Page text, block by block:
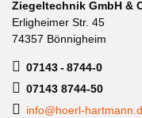
Ziegeltechnik GmbH &
Erligheimer Str. 45
74357 Bönnigheim
07143 - 8744-0
07143 8744-50
info@hoerl-